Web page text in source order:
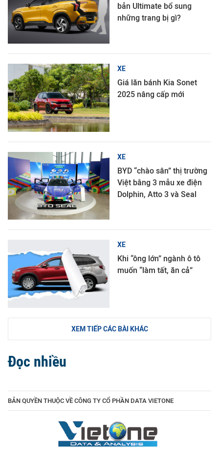
bản Ultimate bổ sung
những trang bị gì?
XE
Giá lăn bánh Kia Sonet
2025 nâng cấp mới
XE
BYD “chào sân” thị trường
Việt bằng 3 mẫu xe điện
Dolphin, Atto 3 và Seal
XE
Khi “ông lớn” ngành ô tô
muốn “làm tất, ăn cả”
XEM TIẾP CÁC BÀI KHÁC
Đọc nhiều
BẢN QUYỀN THUỘC VỀ CÔNG TY CỔ PHẦN DATA VIETONE